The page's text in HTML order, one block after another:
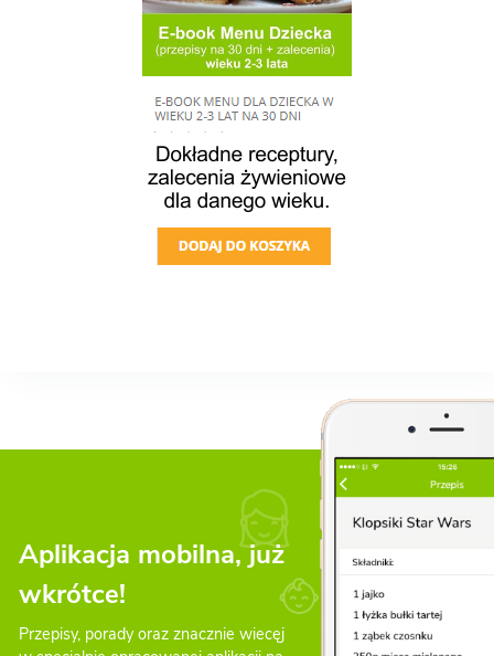
Aplikacja mobilna, już
wkrótce!
Przepisy, porady oraz znacznie wiecęj